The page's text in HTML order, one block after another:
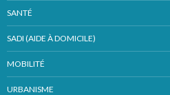
SANTÉ
SADI (AIDE À DOMICILE)
MOBILITÉ
URBANISME